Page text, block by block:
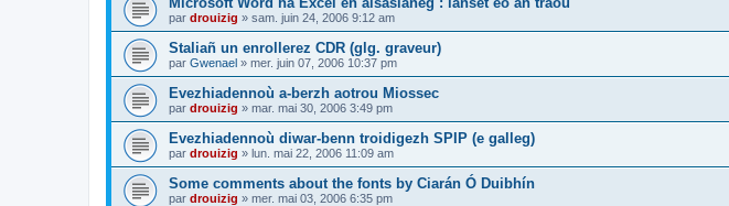
par drouizig » sam. juin 24, 2006 9:12 am
Staliañ un enrollerez CDR (glg. graveur)
par Gwenael » mer. juin 07, 2006 10:37 pm
Evezhiadennoù a-berzh aotrou Miossec
par drouizig » mar. mai 30, 2006 3:49 pm
Evezhiadennoù diwar-benn troidigezh SPIP (e galleg)
par drouizig » lun. mai 22, 2006 11:09 am
Some comments about the fonts by Ciarán Ó Duibhín
par drouizig » mer. mai 03, 2006 6:35 pm